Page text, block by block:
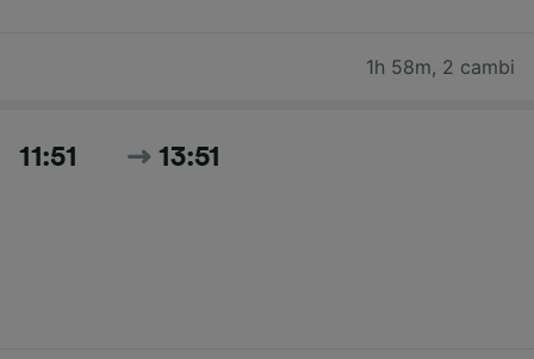
1h 58m, 2 cambi
11:51 13:51